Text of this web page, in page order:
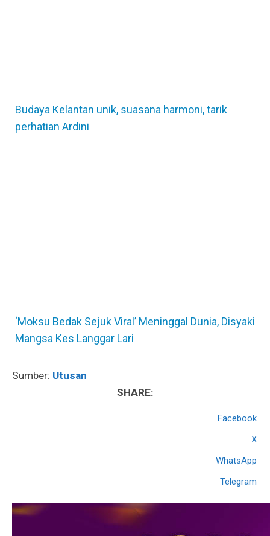
Budaya Kelantan unik, suasana harmoni, tarik
perhatian Ardini
‘Moksu Bedak Sejuk Viral’ Meninggal Dunia, Disyaki
Mangsa Kes Langgar Lari
Sumber: Utusan
SHARE:
Facebook
X
WhatsApp
Telegram